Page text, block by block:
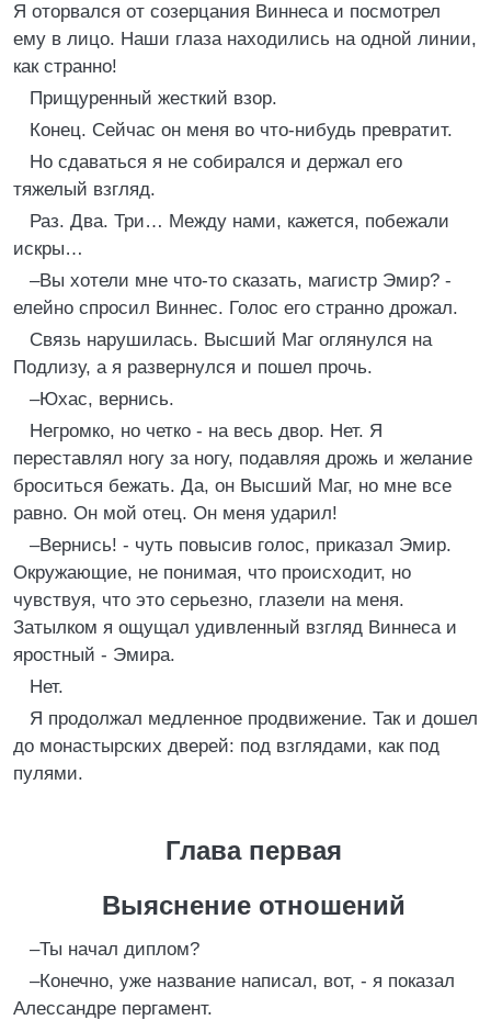
Я оторвался от созерцания Виннеса и посмотрел
ему в лицо. Наши глаза находились на одной линии,
как странно!
Прищуренный жесткий взор.
Конец. Сейчас он меня во что-нибудь превратит.
Но сдаваться я не собирался и держал его
тяжелый взгляд.
Раз. Два. Три… Между нами, кажется, побежали
искры…
–Вы хотели мне что-то сказать, магистр Эмир? -
елейно спросил Виннес. Голос его странно дрожал.
Связь нарушилась. Высший Маг оглянулся на
Подлизу, а я развернулся и пошел прочь.
–Юхас, вернись.
Негромко, но четко - на весь двор. Нет. Я
переставлял ногу за ногу, подавляя дрожь и желание
броситься бежать. Да, он Высший Маг, но мне все
равно. Он мой отец. Он меня ударил!
–Вернись! - чуть повысив голос, приказал Эмир.
Окружающие, не понимая, что происходит, но
чувствуя, что это серьезно, глазели на меня.
Затылком я ощущал удивленный взгляд Виннеса и
яростный - Эмира.
Нет.
Я продолжал медленное продвижение. Так и дошел
до монастырских дверей: под взглядами, как под
пулями.
Глава первая
Выяснение отношений
–Ты начал диплом?
–Конечно, уже название написал, вот, - я показал
Алессандре пергамент.